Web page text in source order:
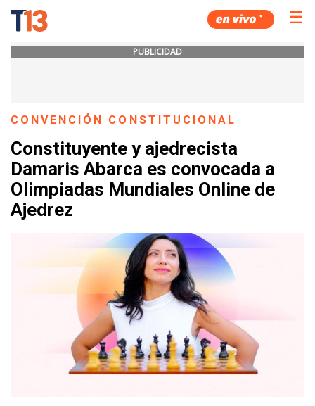
☰
PUBLICIDAD
CONVENCIÓN CONSTITUCIONAL
Constituyente y ajedrecista
Damaris Abarca es convocada a
Olimpiadas Mundiales Online de
Ajedrez